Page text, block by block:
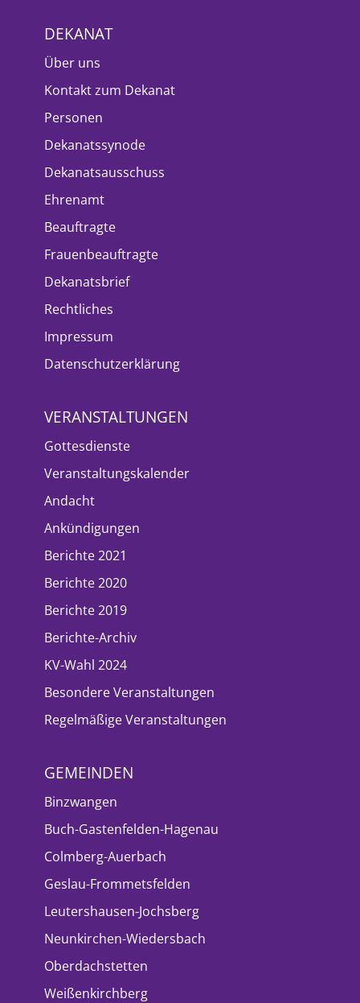
DEKANAT
Über uns
Kontakt zum Dekanat
Personen
Dekanatssynode
Dekanatsausschuss
Ehrenamt
Beauftragte
Frauenbeauftragte
Dekanatsbrief
Rechtliches
Impressum
Datenschutzerklärung
VERANSTALTUNGEN
Gottesdienste
Veranstaltungskalender
Andacht
Ankündigungen
Berichte 2021
Berichte 2020
Berichte 2019
Berichte-Archiv
KV-Wahl 2024
Besondere Veranstaltungen
Regelmäßige Veranstaltungen
GEMEINDEN
Binzwangen
Buch-Gastenfelden-Hagenau
Colmberg-Auerbach
Geslau-Frommetsfelden
Leutershausen-Jochsberg
Neunkirchen-Wiedersbach
Oberdachstetten
Weißenkirchberg